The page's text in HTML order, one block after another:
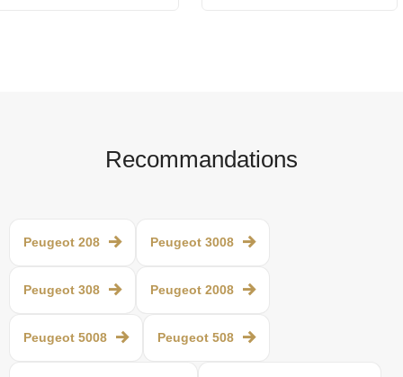
Recommandations
Peugeot 208 Peugeot 3008
Peugeot 308 Peugeot 2008
Peugeot 5008 Peugeot 508